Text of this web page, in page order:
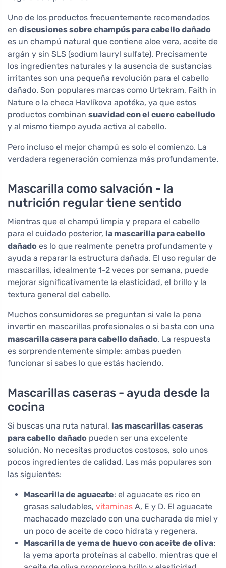
Uno de los productos frecuentemente recomendados
en discusiones sobre champús para cabello dañado
es un champú natural que contiene aloe vera, aceite de
argán y sin SLS (sodium lauryl sulfate). Precisamente
los ingredientes naturales y la ausencia de sustancias
irritantes son una pequeña revolución para el cabello
dañado. Son populares marcas como Urtekram, Faith in
Nature o la checa Havlíkova apotéka, ya que estos
productos combinan suavidad con el cuero cabelludo
y al mismo tiempo ayuda activa al cabello.
Pero incluso el mejor champú es solo el comienzo. La
verdadera regeneración comienza más profundamente.
Mascarilla como salvación - la
nutrición regular tiene sentido
Mientras que el champú limpia y prepara el cabello
para el cuidado posterior, la mascarilla para cabello
dañado es lo que realmente penetra profundamente y
ayuda a reparar la estructura dañada. El uso regular de
mascarillas, idealmente 1-2 veces por semana, puede
mejorar significativamente la elasticidad, el brillo y la
textura general del cabello.
Muchos consumidores se preguntan si vale la pena
invertir en mascarillas profesionales o si basta con una
mascarilla casera para cabello dañado. La respuesta
es sorprendentemente simple: ambas pueden
funcionar si sabes lo que estás haciendo.
Mascarillas caseras - ayuda desde la
cocina
Si buscas una ruta natural, las mascarillas caseras
para cabello dañado pueden ser una excelente
solución. No necesitas productos costosos, solo unos
pocos ingredientes de calidad. Las más populares son
las siguientes:
Mascarilla de aguacate: el aguacate es rico en
grasas saludables, vitaminas A, E y D. El aguacate
machacado mezclado con una cucharada de miel y
un poco de aceite de coco hidrata y regenera.
Mascarilla de yema de huevo con aceite de oliva:
la yema aporta proteínas al cabello, mientras que el